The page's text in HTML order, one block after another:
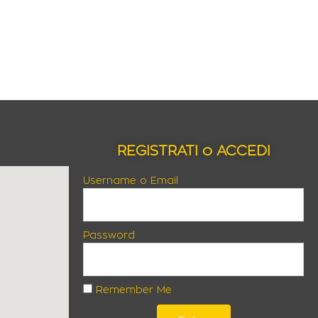
REGISTRATI o ACCEDI
Username o Email
Password
Remember Me